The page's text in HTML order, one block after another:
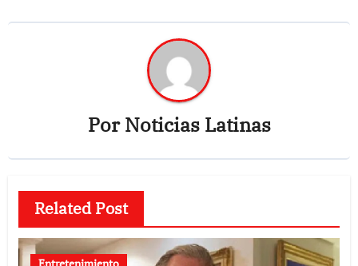
PorNoticias Latinas
Related Post